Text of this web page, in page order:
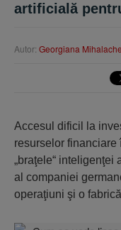
artificială
Autor: Georgiana Mihalache
Accesul dificil la
resurse­lor financiare
„braţele“ inteligen­ţei
al companiei
operaţiuni şi o